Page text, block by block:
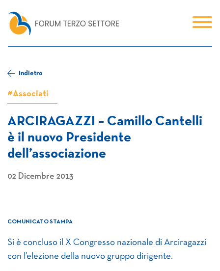
Indietro
#Associati
ARCIRAGAZZI – Camillo Cantelli
è il nuovo Presidente
dell’associazione
02 Dicembre 2013
COMUNICATO STAMPA
Si è concluso il X Congresso nazionale di Arciragazzi
con l’elezione della nuovo gruppo dirigente.